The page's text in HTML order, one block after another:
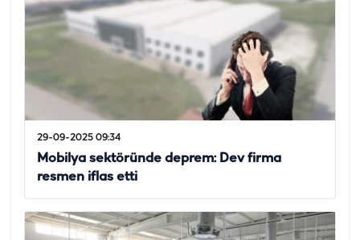
29-09-2025 09:34
Mobilya sektöründe deprem: Dev firma
resmen iflas etti